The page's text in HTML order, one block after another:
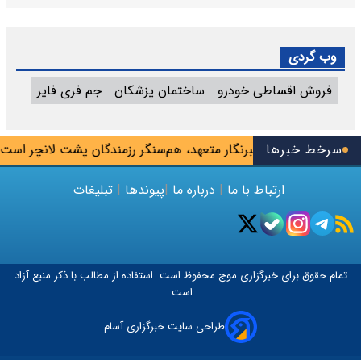
سرخط خبرها
محسنی اژه‌ای: خبرنگار متعهد، هم‌سنگر رزمندگان پشت لانچر است
وب گردی
فروش اقساطی خودرو
ساختمان پزشکان جم فری فایر
ارتباط با ما | درباره ما |پیوندها | تبلیغات
تمام حقوق برای خبرگزاری موج محفوظ است. استفاده از مطالب با ذکر منبع آزاد
است.
طراحی سایت خبرگزاری آسام